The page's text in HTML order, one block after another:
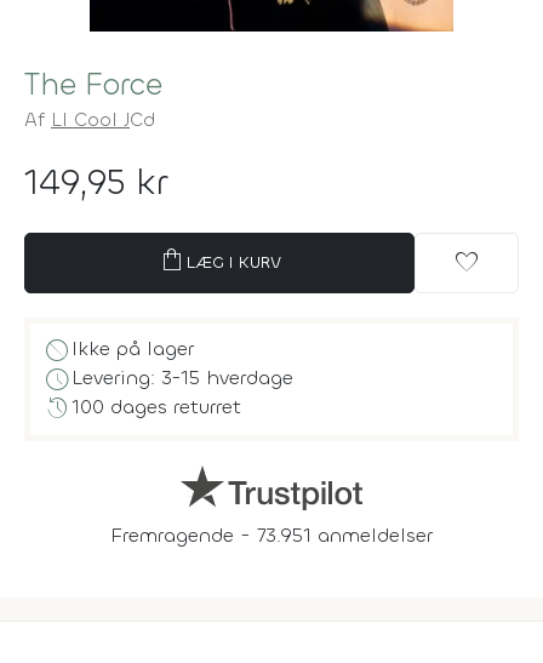
The Force
Af Ll Cool JCd
149,95 kr
shopping_bag LÆG I KURV favorite
block Ikke på lager
scheduleLevering: 3-15 hverdage
history100 dages returret
Fremragende - 73.951 anmeldelser